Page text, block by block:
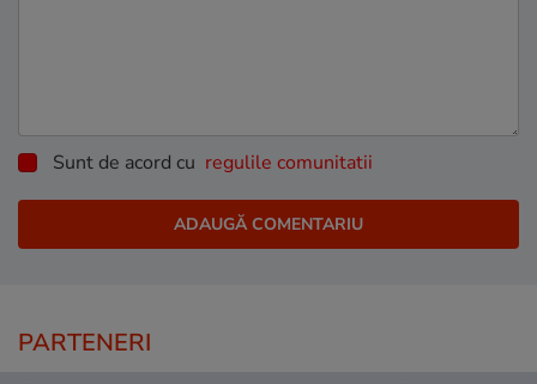
Sunt de acord cu regulile comunitatii
PARTENERI